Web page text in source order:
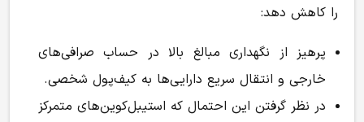
را کاهش دهد:
پرهیز از نگهداری مبالغ بالا در حساب صرافی‌های
خارجی و انتقال سریع دارایی‌ها به کیف‌پول شخصی.
در نظر گرفتن این احتمال که استیبل‌کوین‌های متمرکز